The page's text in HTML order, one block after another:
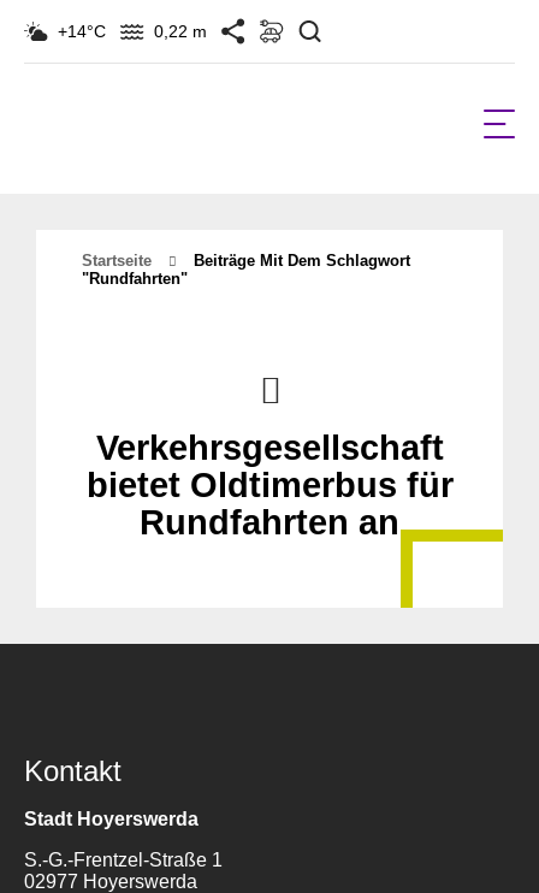
+14°C 0,22 m
Startseite
Beiträge Mit Dem Schlagwort
"Rundfahrten"
Verkehrsgesellschaft
bietet Oldtimerbus für
Rundfahrten an
Kontakt
Stadt Hoyerswerda
S.-G.-Frentzel-Straße 1
02977 Hoyerswerda